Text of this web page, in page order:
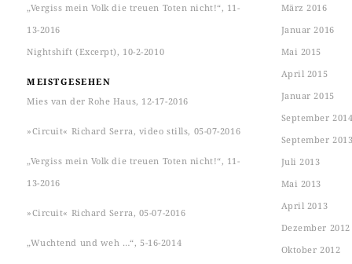
„Vergiss mein Volk die treuen Toten nicht!“, 11-
13-2016
Nightshift (Excerpt), 10-2-2010
MEISTGESEHEN
Mies van der Rohe Haus, 12-17-2016
»Circuit« Richard Serra, video stills, 05-07-2016
„Vergiss mein Volk die treuen Toten nicht!“, 11-
13-2016
»Circuit« Richard Serra, 05-07-2016
„Wuchtend und weh …“, 5-16-2014
März 2016
Januar 2016
Mai 2015
April 2015
Januar 2015
September
September
Juli 2013
Mai 2013
April 2013
Dezember 2012
Oktober 2012